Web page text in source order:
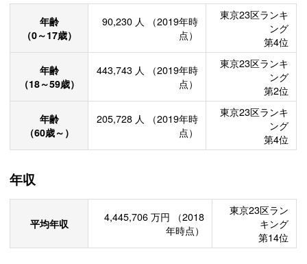
年齢
（0～17歳）
90,230 人
（2019年時
点）
東京23区ランキ
ング
第4位
年齢
（18～59歳）
443,743 人
（2019年時
点）
東京23区ランキ
ング
第2位
年齢
（60歳～）
205,728 人
（2019年時
点）
東京23区ランキ
ング
第4位
年収
平均年収 4,445,706 万円
（2018
年時点）
東京23区ラン
キング
第14位